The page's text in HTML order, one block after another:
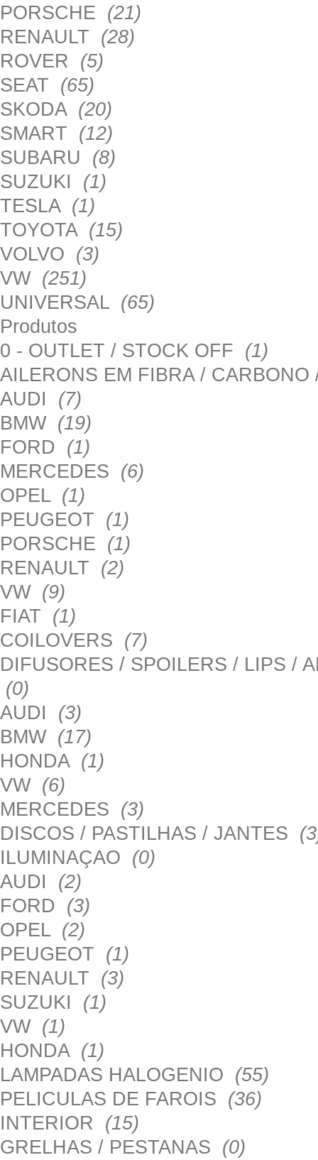
PORSCHE (21)
RENAULT (28)
ROVER (5)
SEAT (65)
SKODA (20)
SMART (12)
SUBARU (8)
SUZUKI (1)
TESLA (1)
TOYOTA (15)
VOLVO (3)
VW (251)
UNIVERSAL (65)
Produtos
0 - OUTLET / STOCK OFF (1)
AILERONS EM FIBRA /
AUDI (7)
BMW (19)
FORD (1)
MERCEDES (6)
OPEL (1)
PEUGEOT (1)
PORSCHE (1)
RENAULT (2)
VW (9)
FIAT (1)
COILOVERS (7)
DIFUSORES / SPOILERS / LIPS /
(0)
AUDI (3)
BMW (17)
HONDA (1)
VW (6)
MERCEDES (3)
DISCOS / PASTILHAS / JANTES
ILUMINAÇAO (0)
AUDI (2)
FORD (3)
OPEL (2)
PEUGEOT (1)
RENAULT (3)
SUZUKI (1)
VW (1)
HONDA (1)
LAMPADAS HALOGENIO (55)
PELICULAS DE FAROIS (36)
INTERIOR (15)
GRELHAS / PESTANAS (0)